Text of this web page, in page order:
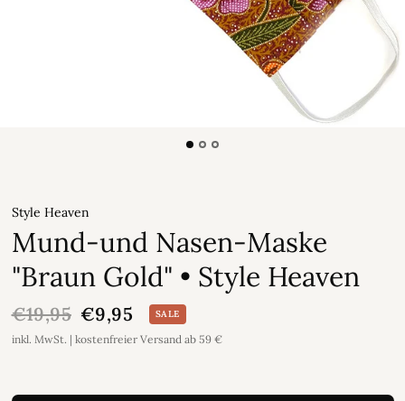
Style Heaven
Mund-und Nasen-Maske
"Braun Gold" • Style Heaven
€19,95 €9,95 SALE
inkl. MwSt. | kostenfreier Versand ab 59 €